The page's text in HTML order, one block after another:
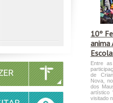
10º
anima
Entre
de
Nova,
dos
artístico
visitado